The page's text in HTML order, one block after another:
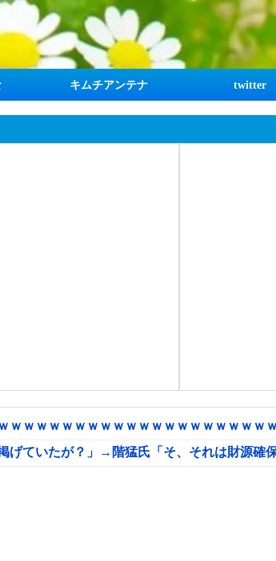
キムチアンテナ twitter
ｗｗｗｗｗｗｗｗｗｗｗｗｗｗｗｗｗｗｗ
ていたが？」→階猛氏「そ、それは財源確